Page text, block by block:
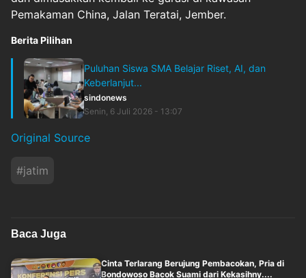
Pemakaman China, Jalan Teratai, Jember.
Berita Pilihan
Puluhan Siswa SMA Belajar Riset, AI, dan
Keberlanjut...
sindonews
Senin, 6 Juli 2026 - 13:07
Original Source
#jatim
Baca Juga
Cinta Terlarang Berujung Pembacokan, Pria di
Bondowoso Bacok Suami dari Kekasihny....